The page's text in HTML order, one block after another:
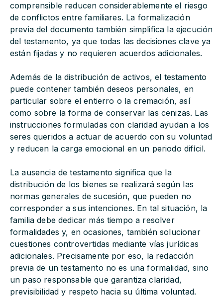
comprensible reducen considerablemente el riesgo
de conflictos entre familiares. La formalización
previa del documento también simplifica la ejecución
del testamento, ya que todas las decisiones clave ya
están fijadas y no requieren acuerdos adicionales.
Además de la distribución de activos, el testamento
puede contener también deseos personales, en
particular sobre el entierro o la cremación, así
como sobre la forma de conservar las cenizas. Las
instrucciones formuladas con claridad ayudan a los
seres queridos a actuar de acuerdo con su voluntad
y reducen la carga emocional en un periodo difícil.
La ausencia de testamento significa que la
distribución de los bienes se realizará según las
normas generales de sucesión, que pueden no
corresponder a sus intenciones. En tal situación, la
familia debe dedicar más tiempo a resolver
formalidades y, en ocasiones, también solucionar
cuestiones controvertidas mediante vías jurídicas
adicionales. Precisamente por eso, la redacción
previa de un testamento no es una formalidad, sino
un paso responsable que garantiza claridad,
previsibilidad y respeto hacia su última voluntad.